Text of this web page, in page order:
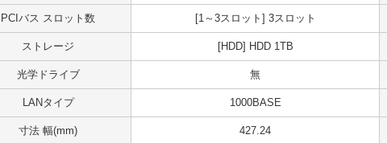
PCIバス スロット数 [1～3スロット] 3スロット
ストレージ [HDD] HDD 1TB
光学ドライブ 無
LANタイプ 1000BASE
寸法 幅(mm) 427.24